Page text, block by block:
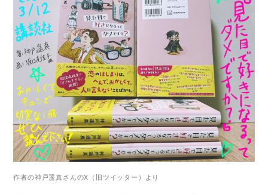
作者の神戸遥真さんのX（旧ツイッター）より